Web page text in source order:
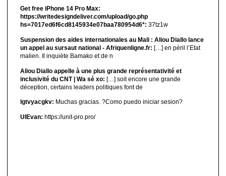
Get free iPhone 14 Pro Max:
https://writedesigndeliver.com/upload/go.php
hs=7017ed6f6cd8145934e07baa780954d6*: 37tz1w
Suspension des aides internationales au Mali : Aliou Diallo lance
un appel au sursaut national - Afriquenligne.fr: […] en péril l’Etat
malien. Il inquiète Bamako et de n
Aliou Diallo appelle à une plus grande représentativité et
inclusivité du CNT | Wa sé xo: […] soit encore une grande
déception, certains leaders politiques font de
lgtvyacgkv: Muchas gracias. ?Como puedo iniciar sesion?
UIEvan: https://unit-pro.pro/